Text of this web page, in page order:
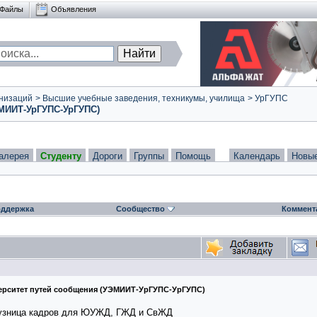
Файлы Объявления
> Высшие учебные заведения, техникумы, училища > УрГУПС
УрГУПС-УрГУПС)
Студенту Дороги Группы Помощь Календарь
Сообщество
путей сообщения (УЭМИИТ-УрГУПС-УрГУПС)
кадров для ЮУЖД, ГЖД и СвЖД